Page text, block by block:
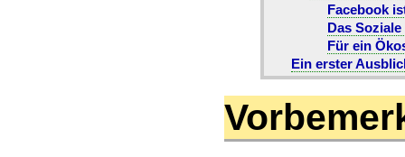
Facebook
Das
Für ein
Ein erster